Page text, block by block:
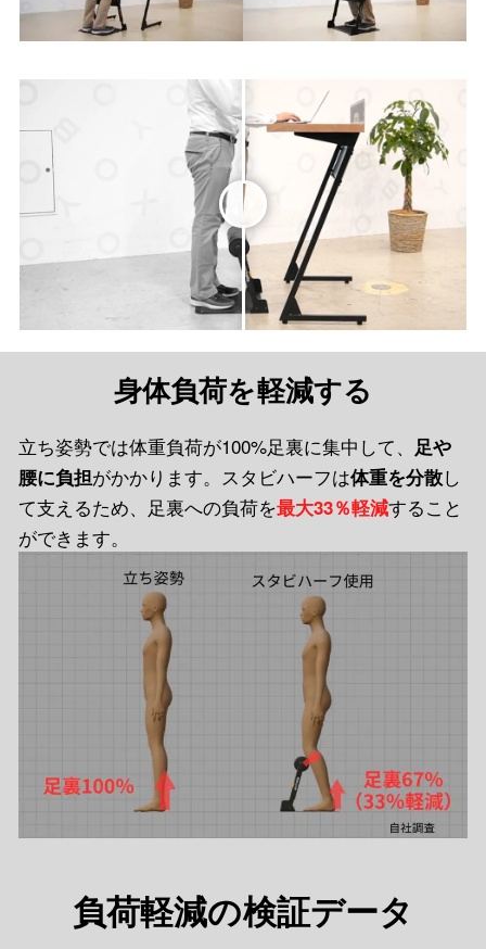
身体負荷を軽減する
立ち姿勢では体重負荷が100%足裏に集中して、 足や
腰に負担がかかります。スタビハーフは体重を分散し
て支えるため、足裏への負荷を最大33％軽減すること
ができます。
負荷軽減の検証データ